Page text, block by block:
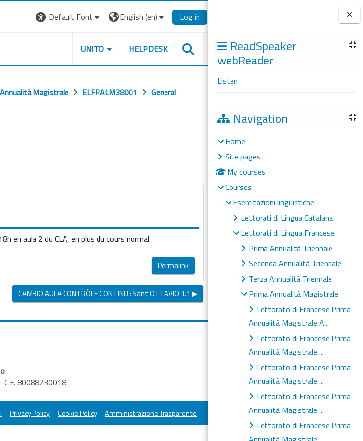
Blocks
ReadSpeaker
webReader
Listen
Navigation
Home
Site pages
My courses
Courses
Esercitazioni linguistiche
Lettorati di Lingua Catalana
Lettorati di Lingua Francese
Prima Annualità Triennale
Seconda Annualità Triennale
Terza Annualità Triennale
Prima Annualità Magistrale
Lettorato di Francese Prima
Annualità Magistrale A...
Lettorato di Francese Prima
Annualità Magistrale ...
Lettorato di Francese Prima
Annualità Magistrale ...
Lettorato di Francese Prima
Annualità Magistrale ...
Lettorato di Francese Prima
Default Font English ‎(en)‎ Log in
UNITO HELPDESK
Magistrale ELFRALM38001
General
en aula 2 du CLA, en plus du cours normal.
Permalink
CAMBIO AULA CONTRÖLE CONTINU : Sant'OTTAVIO 1.1 ▶︎
C.F. 80088230018
Privacy Policy Cookie Policy Amministrazione Trasparente